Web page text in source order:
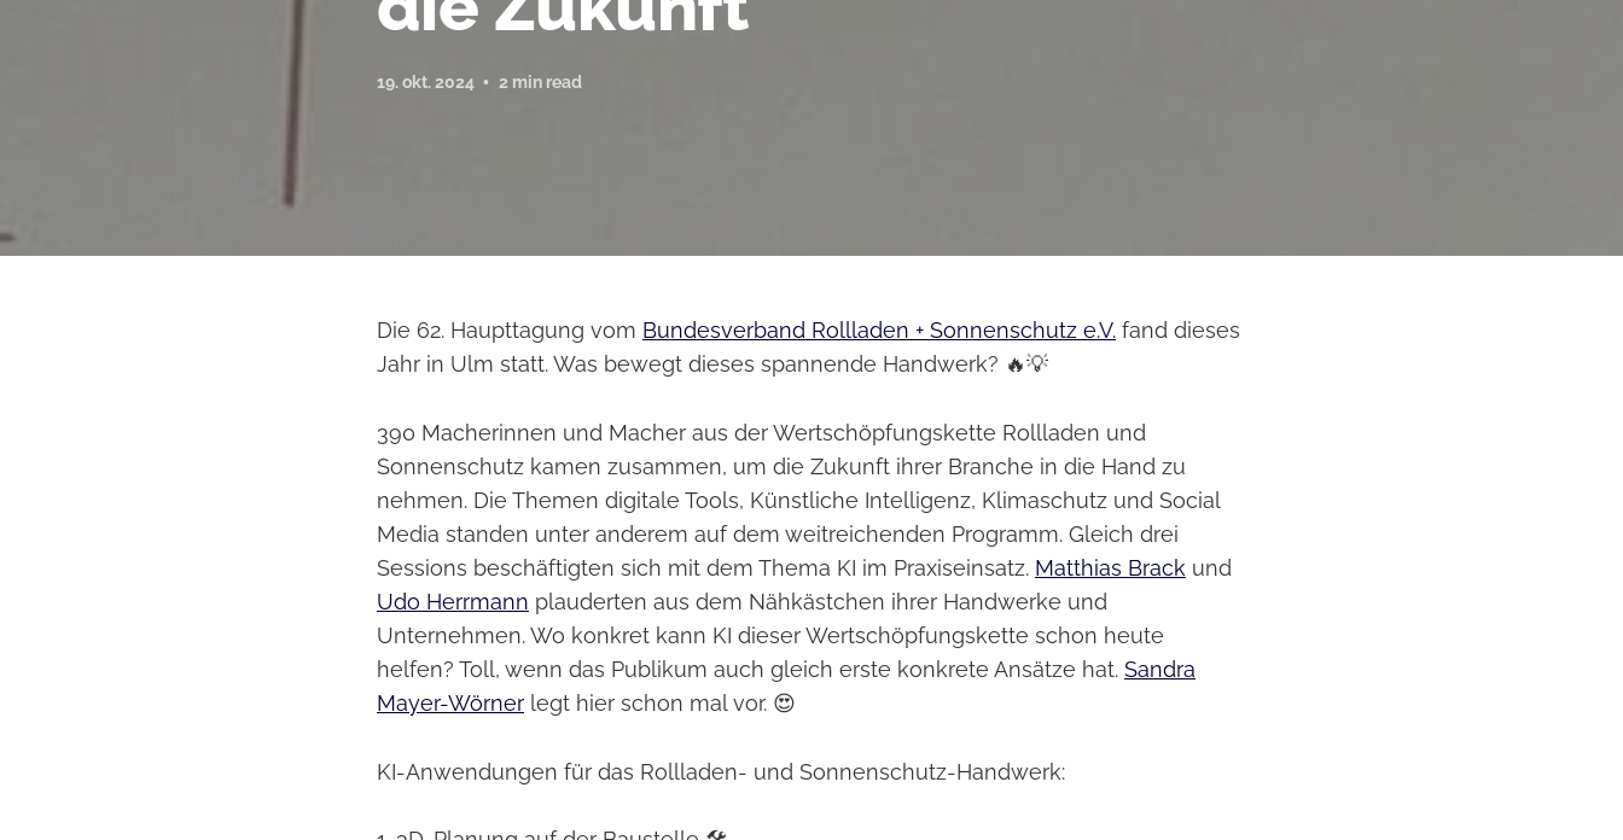
19. okt. 2024 2 min read
Die 62. Haupttagung vom Bundesverband Rollladen + Sonnenschutz e.V. fand dieses
Jahr in Ulm statt. Was bewegt dieses spannende Handwerk? 🔥💡
390 Macherinnen und Macher aus der Wertschöpfungskette Rollladen und
Sonnenschutz kamen zusammen, um die Zukunft ihrer Branche in die Hand zu
nehmen. Die Themen digitale Tools, Künstliche Intelligenz, Klimaschutz und Social
Media standen unter anderem auf dem weitreichenden Programm. Gleich drei
Sessions beschäftigten sich mit dem Thema KI im Praxiseinsatz. Matthias Brack und
Udo Herrmann plauderten aus dem Nähkästchen ihrer Handwerke und
Unternehmen. Wo konkret kann KI dieser Wertschöpfungskette schon heute
helfen? Toll, wenn das Publikum auch gleich erste konkrete Ansätze hat. Sandra
Mayer-Wörner legt hier schon mal vor. 😍
KI-Anwendungen für das Rollladen- und Sonnenschutz-Handwerk: